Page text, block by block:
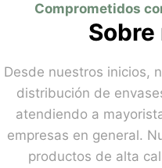
Comprometidos
Desde nuestros inicios,
distribución de
atendiendo a
empresas en general.
productos de alta